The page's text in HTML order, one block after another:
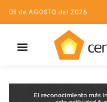
05 de AGOSTO del 2026